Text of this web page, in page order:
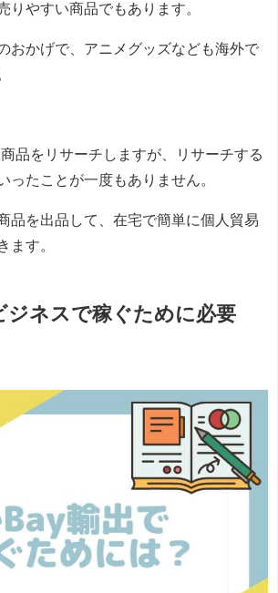
りやすい商品でもあります。
おかげで、アニメグッズなども海外で
品をリサーチしますが、リサーチする
ったことが一度もありません。
品を出品して、在宅で簡単に個人貿易
ます。
ジネスで稼ぐために必要